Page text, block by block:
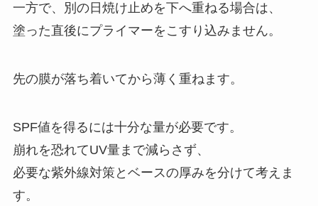
一方で、別の日焼け止めを下へ重ねる場合は、
塗った直後にプライマーをこすり込みません。
先の膜が落ち着いてから薄く重ねます。
SPF値を得るには十分な量が必要です。
崩れを恐れてUV量まで減らさず、
必要な紫外線対策とベースの厚みを分けて考えま
す。